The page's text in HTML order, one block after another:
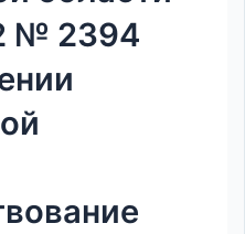
№ 2394